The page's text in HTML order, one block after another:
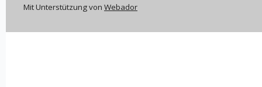
Mit Unterstützung von Webador